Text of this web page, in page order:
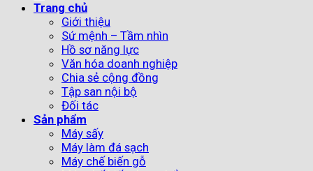
Trang chủ
Giới thiệu
Sứ mệnh – Tầm nhìn
Hồ sơ năng lực
Văn hóa doanh nghiệp
Chia sẻ cộng đồng
Tập san nội bộ
Đối tác
Sản phẩm
Máy sấy
Máy làm đá sạch
Máy chế biến gỗ